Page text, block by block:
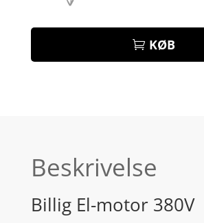
KØB
Beskrivelse
Billig El-motor 380V